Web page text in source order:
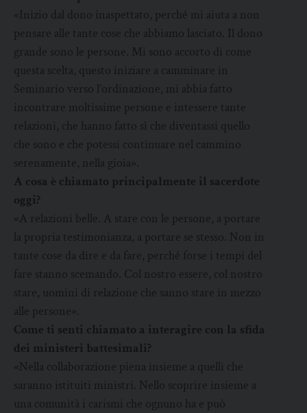
«Inizio dal dono inaspettato, perché mi aiuta a non
pensare alle tante cose che abbiamo lasciato. Il dono
grande sono le persone. Mi sono accorto di come
questa scelta, questo iniziare a camminare in
Seminario verso l’ordinazione, mi abbia fatto
incontrare moltissime persone e intessere tante
relazioni, che hanno fatto sì che diventassi quello
che sono e che potessi continuare nel cammino
serenamente, nella gioia».
A cosa è chiamato principalmente il sacerdote
oggi?
«A relazioni belle. A stare con le persone, a portare
la propria testimonianza, a portare se stesso. Non in
tante cose da dire e da fare, perché forse i tempi del
fare stanno scemando. Col nostro essere, col nostro
stare, uomini di relazione che sanno stare in mezzo
alle persone».
Come ti senti chiamato a interagire con la sfida
dei ministeri battesimali?
«Nella collaborazione piena insieme a quelli che
saranno istituiti ministri. Nello scoprire insieme a
una comunità i carismi che ognuno ha e può